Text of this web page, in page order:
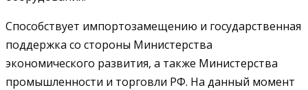
Способствует импортозамещению и государственная
поддержка со стороны Министерства
экономического развития, а также Министерства
промышленности и торговли РФ. На данный момент